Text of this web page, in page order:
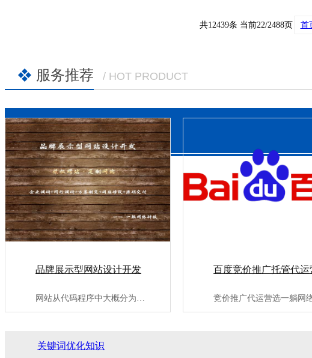
共12439条 当前22/2488页 首
服务推荐 / HOT PRODUCT
品牌展示型网站设计开发 百度竞价推广托管代运
关键词优化知识